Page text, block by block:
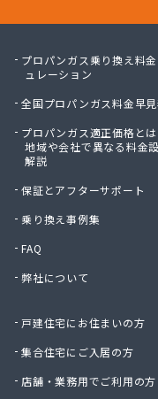
日石ガス株式会社
NX商事株式会社
冨士クラスタ株
冨士クラスタ株式
冨士クラスタ株式
望月ガス株式会社
北信ガス株式会社
北信ガス株式会社
北信石油ガス株式会
北村商店
北野プロパン住設
堀川産業株式会社
本久石油株式会社
プロパンガス乗り換え料金
ュレーション
全国プロパンガス料金早
プロパンガス適正価格とは
地域や会社で異なる料金
解説
保証とアフターサポート
乗り換え事例集
FAQ
弊社について
戸建住宅にお住まいの方
集合住宅にご入居の方
店舗・業務用でご利用の方